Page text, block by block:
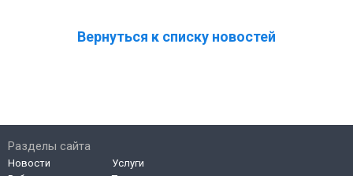
Вернуться к списку новостей
Разделы сайта
Новости
Услуги